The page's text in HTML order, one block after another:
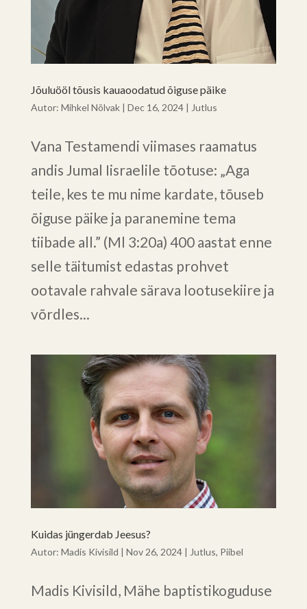
Jõuluööl tõusis kauaoodatud õiguse päike
Autor: Mihkel Nõlvak| Dec 16, 2024| Jutlus
Vana Testamendi viimases raamatus
andis Jumal Iisraelile tõotuse: „Aga
teile, kes te mu nime kardate, tõuseb
õiguse päike ja paranemine tema
tiibade all.” (Ml 3:20a) 400 aastat enne
selle täitumist edastas prohvet
ootavale rahvale särava lootusekiire ja
võrdles...
Kuidas jüngerdab Jeesus?
Autor: Madis Kivisild | Nov 26, 2024| Jutlus, Piibel
Madis Kivisild, Mähe baptistikoguduse